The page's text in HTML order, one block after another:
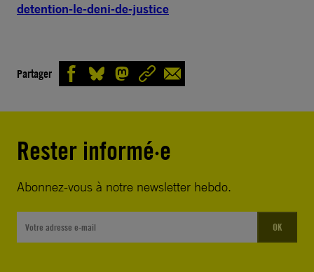
detention-le-deni-de-justice
Partager
Rester informé·e
Abonnez-vous à notre newsletter hebdo.
OK